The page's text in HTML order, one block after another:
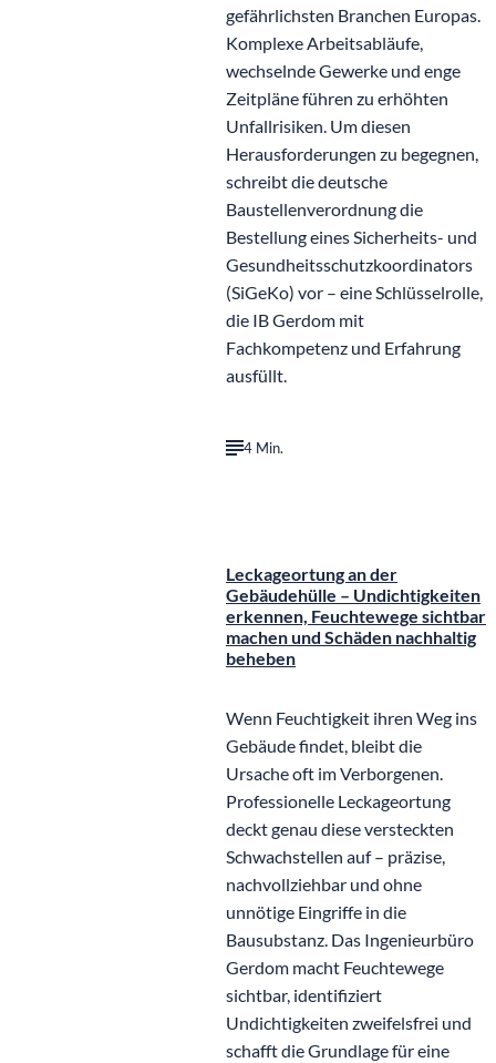
gefährlichsten Branchen Europas.
Komplexe Arbeitsabläufe,
wechselnde Gewerke und enge
Zeitpläne führen zu erhöhten
Unfallrisiken. Um diesen
Herausforderungen zu begegnen,
schreibt die deutsche
Baustellenverordnung die
Bestellung eines Sicherheits- und
Gesundheitsschutzkoordinators
(SiGeKo) vor – eine Schlüsselrolle,
die IB Gerdom mit
Fachkompetenz und Erfahrung
ausfüllt.
4 Min.
Leckageortung an der
Gebäudehülle – Undichtigkeiten
erkennen, Feuchtewege sichtbar
machen und Schäden nachhaltig
beheben
Wenn Feuchtigkeit ihren Weg ins
Gebäude findet, bleibt die
Ursache oft im Verborgenen.
Professionelle Leckageortung
deckt genau diese versteckten
Schwachstellen auf – präzise,
nachvollziehbar und ohne
unnötige Eingriffe in die
Bausubstanz. Das Ingenieurbüro
Gerdom macht Feuchtewege
sichtbar, identifiziert
Undichtigkeiten zweifelsfrei und
schafft die Grundlage für eine